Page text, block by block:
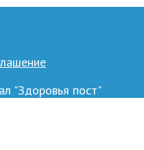
"Здоровья пост"